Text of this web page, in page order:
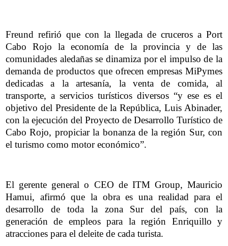
Freund refirió que con la llegada de cruceros a Port
Cabo Rojo la economía de la provincia y de las
comunidades aledañas se dinamiza por el impulso de la
demanda de productos que ofrecen empresas MiPymes
dedicadas a la artesanía, la venta de comida, al
transporte, a servicios turísticos diversos “y ese es el
objetivo del Presidente de la República, Luis Abinader,
con la ejecución del Proyecto de Desarrollo Turístico de
Cabo Rojo, propiciar la bonanza de la región Sur, con
el turismo como motor económico”.
El gerente general o CEO de ITM Group, Mauricio
Hamui, afirmó que la obra es una realidad para el
desarrollo de toda la zona Sur del país, con la
generación de empleos para la región Enriquillo y
atracciones para el deleite de cada turista.